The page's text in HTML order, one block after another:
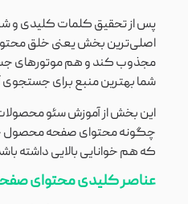
پس از تحقیق کلمات کلیدی و
اصلی‌ترین بخش یعنی خلق
مجذوب کند و هم موتورهای
شما بهترین منبع برای
این بخش از آموزش سئو
چگونه محتوای صفحه محصول
که هم خوانایی بالایی داشته
عناصر کلیدی محتوای